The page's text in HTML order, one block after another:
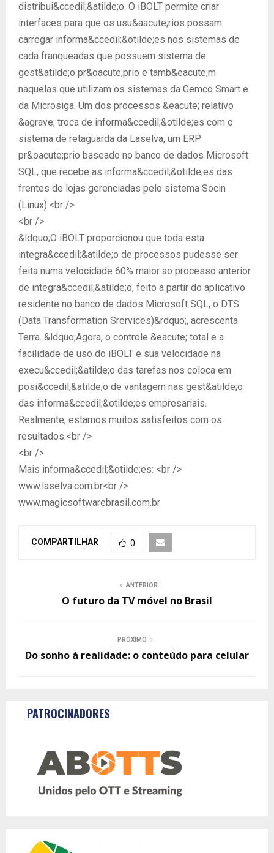
distribui&ccedil;&atilde;o. O iBOLT permite criar
interfaces para que os usu&aacute;rios possam
carregar informa&ccedil;&otilde;es nos sistemas de
cada franqueadas que possuem sistema de
gest&atilde;o pr&oacute;prio e tamb&eacute;m
naquelas que utilizam os sistemas da Gemco Smart e
da Microsiga. Um dos processos &eacute; relativo
&agrave; troca de informa&ccedil;&otilde;es com o
sistema de retaguarda da Laselva, um ERP
pr&oacute;prio baseado no banco de dados Microsoft
SQL, que recebe as informa&ccedil;&otilde;es das
frentes de lojas gerenciadas pelo sistema Socin
(Linux).<br />
<br />
&ldquo;O iBOLT proporcionou que toda esta
integra&ccedil;&atilde;o de processos pudesse ser
feita numa velocidade 60% maior ao processo anterior
de integra&ccedil;&atilde;o, feito a partir do aplicativo
residente no banco de dados Microsoft SQL, o DTS
(Data Transformation Srervices)&rdquo;, acrescenta
Terra. &ldquo;Agora, o controle &eacute; total e a
facilidade de uso do iBOLT e sua velocidade na
execu&ccedil;&atilde;o das tarefas nos coloca em
posi&ccedil;&atilde;o de vantagem nas gest&atilde;o
das informa&ccedil;&otilde;es empresariais.
Realmente, estamos muitos satisfeitos com os
resultados.<br />
<br />
Mais informa&ccedil;&otilde;es: <br />
www.laselva.com.br<br />
www.magicsoftwarebrasil.com.br
COMPARTILHAR 0
ANTERIOR
O futuro da TV móvel no Brasil
PRÓXIMO
Do sonho à realidade: o conteúdo para celular
PATROCINADORES